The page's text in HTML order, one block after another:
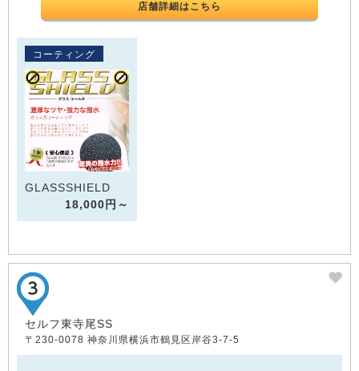
店舗詳細はこちら
コーティング
GLASSSHIELD
18,000円～
セルフ東寺尾SS
〒230-0078 神奈川県横浜市鶴見区岸谷3-7-5